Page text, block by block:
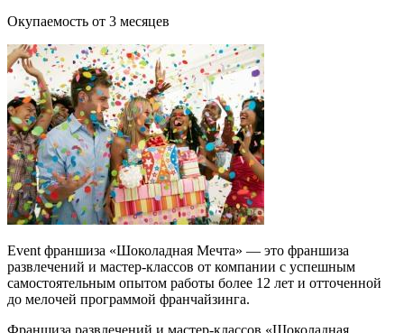
Окупаемость от 3 месяцев
Event франшиза «Шоколадная Мечта» — это франшиза
развлечений и мастер-классов от компании с успешным
самостоятельным опытом работы более 12 лет и отточенной
до мелочей программой франчайзинга.
Франшиза развлечений и мастер-классов «Шоколадная